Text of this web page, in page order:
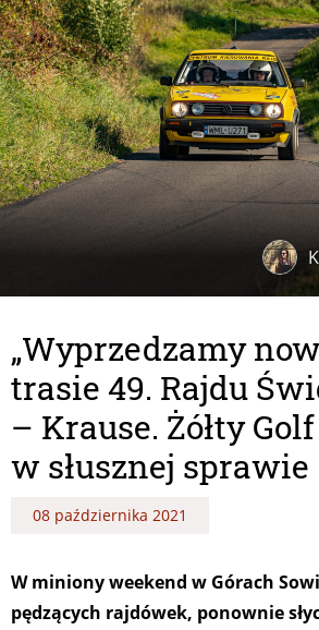
„Wyprzedzamy
trasie 49. Rajdu
– Krause. Żółty
w słusznej sprawie
08 października 2021
W miniony weekend w Górach
pędzących rajdówek, ponownie